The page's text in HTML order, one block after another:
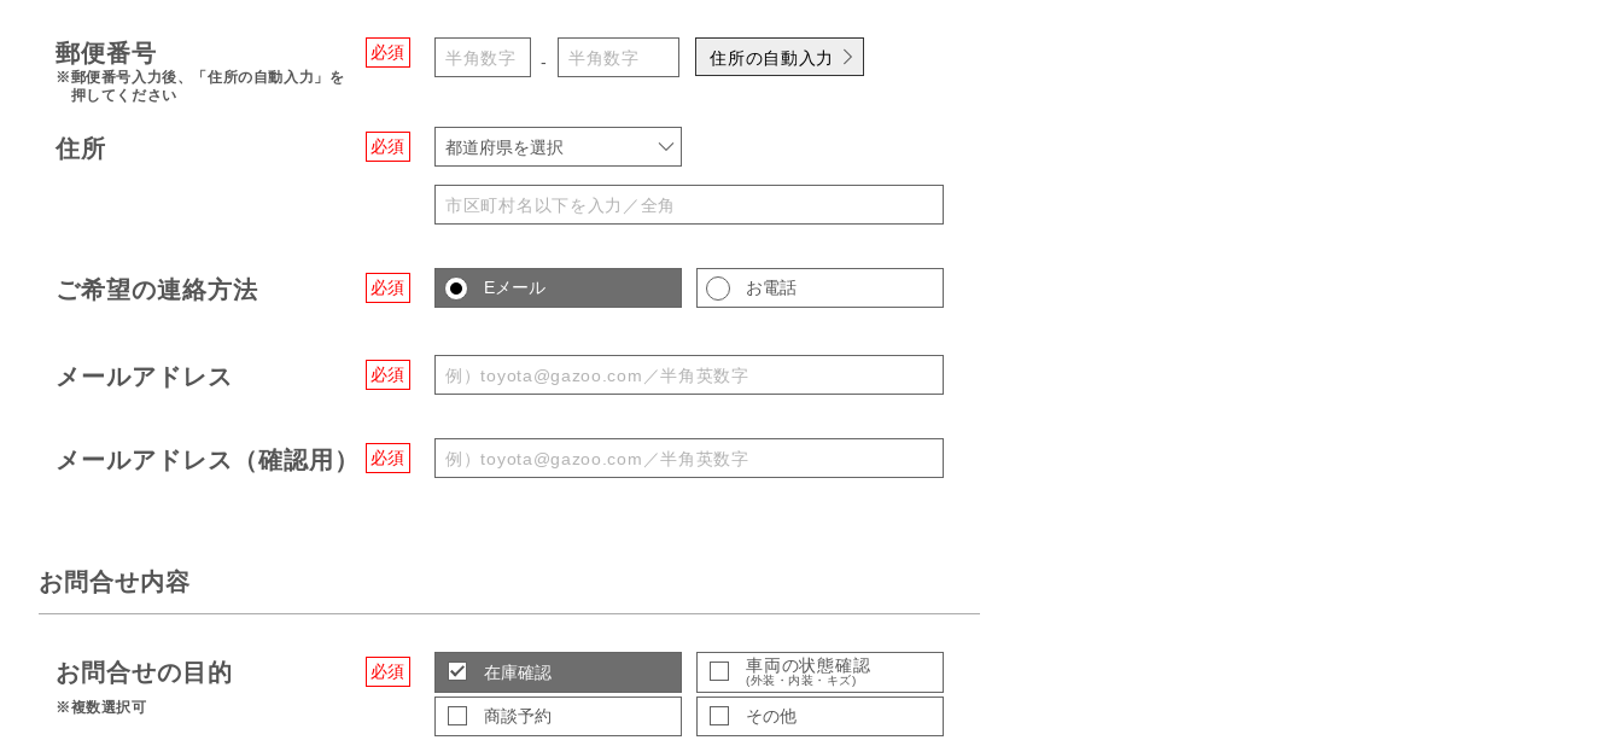
必須
郵便番号
※郵便番号入力後、「住所の自動入力」を
押してください
- 住所の自動入力
必須
住所 都道府県を選択
必須
ご希望の連絡方法 Eメール お電話
必須
メールアドレス
必須
メールアドレス（確認用）
お問合せ内容
必須
お問合せの目的
※複数選択可
在庫確認 車両の状態確認
(外装・内装・キズ)
商談予約 その他